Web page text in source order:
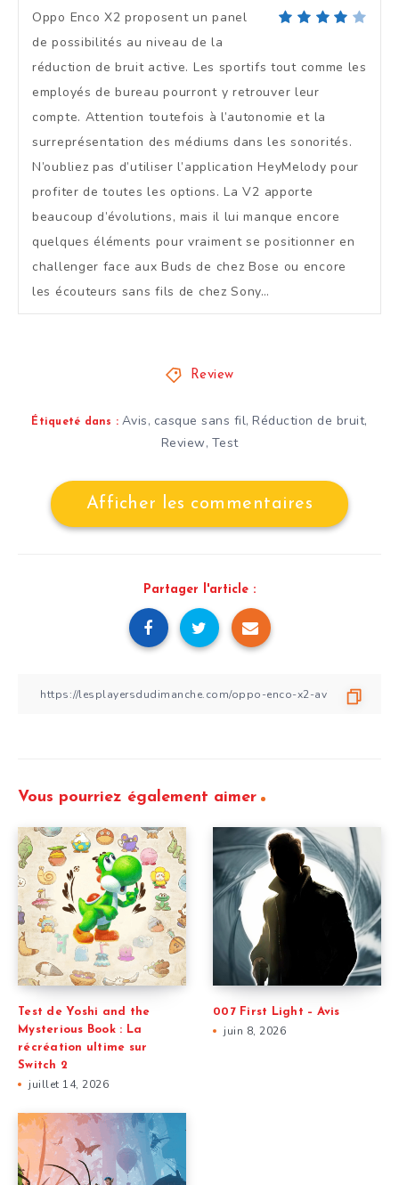
Oppo Enco X2 proposent un panel
de possibilités au niveau de la
réduction de bruit active. Les sportifs tout comme les
employés de bureau pourront y retrouver leur
compte. Attention toutefois à l’autonomie et la
surreprésentation des médiums dans les sonorités.
N’oubliez pas d’utiliser l’application HeyMelody pour
profiter de toutes les options. La V2 apporte
beaucoup d’évolutions, mais il lui manque encore
quelques éléments pour vraiment se positionner en
challenger face aux Buds de chez Bose ou encore
les écouteurs sans fils de chez Sony…
Review
Étiqueté dans : Avis, casque sans fil,Réduction de bruit,
Review, Test
Afficher les commentaires
Partager l'article :
Vous pourriez également aimer
Test de Yoshi and the
Mysterious Book : La
récréation ultime sur
Switch 2
juillet 14, 2026
007 First Light – Avis
juin 8, 2026